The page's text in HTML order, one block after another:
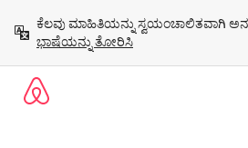
ಹೋಗಿ
ಕೆಲವು ಮಾಹಿತಿಯನ್ನು ಸ್ವಯಂಚಾಲಿತವಾಗಿ
ಭಾಷೆಯನ್ನು ತೋರಿಸಿ